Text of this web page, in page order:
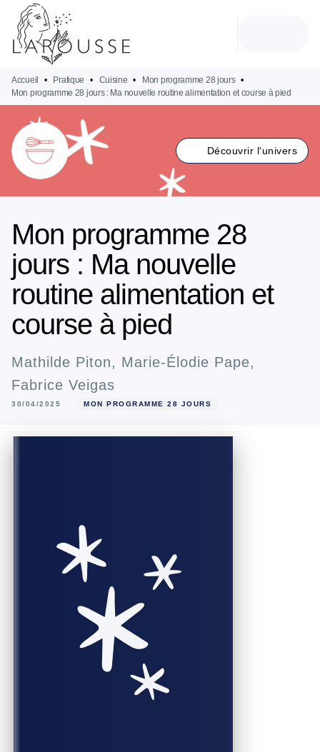
MENU
PIED DE PAGE
Accueil • Pratique • Cuisine • Mon programme 28 jours •
Mon programme 28 jours : Ma nouvelle routine alimentation et course à pied
Découvrir l'univers
Mon programme 28
jours : Ma nouvelle
routine alimentation et
course à pied
Mathilde Piton, Marie-Élodie Pape,
Fabrice Veigas
30/04/2025 MON PROGRAMME 28 JOURS